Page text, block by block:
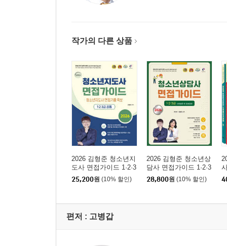
작가의 다른 상품
2026 김형준 청소년지
도사 면접가이드 1·2·3
급
25,200원 (10% 할인)
2026 김형준 청소년상
담사 면접가이드 1·2·3
급 사례질문 및 모범답
28,800원 (10% 할인)
편저 : 고병갑